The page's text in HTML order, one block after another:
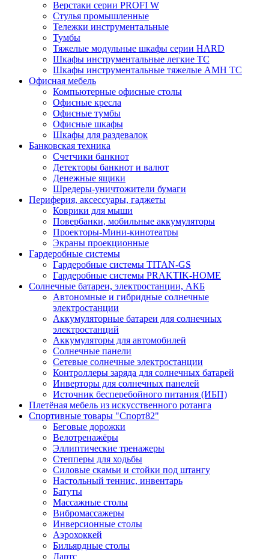
Верстаки серии PROFI W
Стулья промышленные
Тележки инструментальные
Тумбы
Тяжелые модульные шкафы серии HARD
Шкафы инструментальные легкие ТС
Шкафы инструментальные тяжелые AMH TC
Офисная мебель
Компьютерные офисные столы
Офисные кресла
Офисные тумбы
Офисные шкафы
Шкафы для раздевалок
Банковская техника
Счетчики банкнот
Детекторы банкнот и валют
Денежные ящики
Шредеры-уничтожители бумаги
Периферия, аксессуары, гаджеты
Коврики для мыши
Повербанки, мобильные аккумуляторы
Проекторы-Мини-кинотеатры
Экраны проекционные
Гардеробные системы
Гардеробные системы TITAN-GS
Гардеробные системы PRAKTIK-HOME
Солнечные батареи, электростанции, АКБ
Автономные и гибридные солнечные
электростанции
Аккумуляторные батареи для солнечных
электростанций
Аккумуляторы для автомобилей
Солнечные панели
Сетевые солнечные электростанции
Контроллеры заряда для солнечных батарей
Инверторы для солнечных панелей
Источник бесперебойного питания (ИБП)
Плетёная мебель из искусственного ротанга
Спортивные товары "Спорт82"
Беговые дорожки
Велотренажёры
Эллиптические тренажеры
Степперы для ходьбы
Силовые скамьи и стойки под штангу
Настольный теннис, инвентарь
Батуты
Массажные столы
Вибромассажеры
Инверсионные столы
Аэрохоккей
Бильярдные столы
Дартс